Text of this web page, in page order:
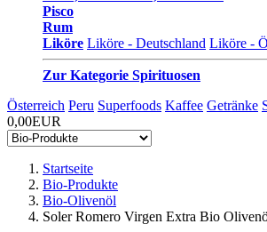
Pisco
Rum
Liköre Liköre - Deutschland Liköre -
Zur Kategorie Spirituosen
Österreich Peru Superfoods Kaffee Getränke
0,00EUR
Startseite
Bio-Produkte
Bio-Olivenöl
Soler Romero Virgen Extra Bio